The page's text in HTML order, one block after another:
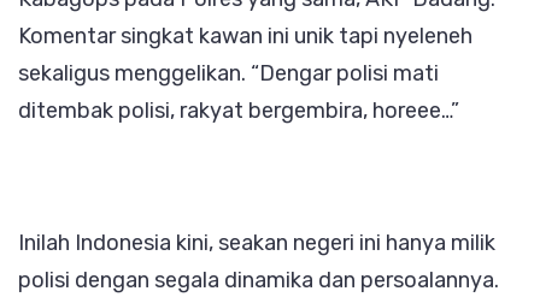
Komentar singkat kawan ini unik tapi nyeleneh
sekaligus menggelikan. “Dengar polisi mati
ditembak polisi, rakyat bergembira, horeee…”
Inilah Indonesia kini, seakan negeri ini hanya milik
polisi dengan segala dinamika dan persoalannya.